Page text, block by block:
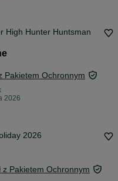
High Hunter Huntsman
Pakietem Ochronnym
2026
2026
z Pakietem Ochronnym